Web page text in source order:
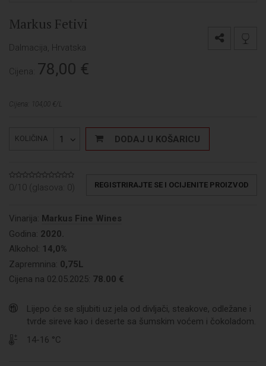
Markus Fetivi
Dalmacija, Hrvatska
Cijena: 78,00 €
Cijena: 104,00 €/L
KOLIČINA 1 DODAJ U KOŠARICU
0/10 (glasova: 0) REGISTRIRAJTE SE I OCIJENITE PROIZVOD
Vinarija: Markus Fine Wines
Godina: 2020.
Alkohol: 14,0%
Zapremnina: 0,75L
Cijena na 02.05.2025: 78.00 €
Lijepo će se sljubiti uz jela od divljači, steakove, odležane i
tvrde sireve kao i deserte sa šumskim voćem i čokoladom.
14-16 °C